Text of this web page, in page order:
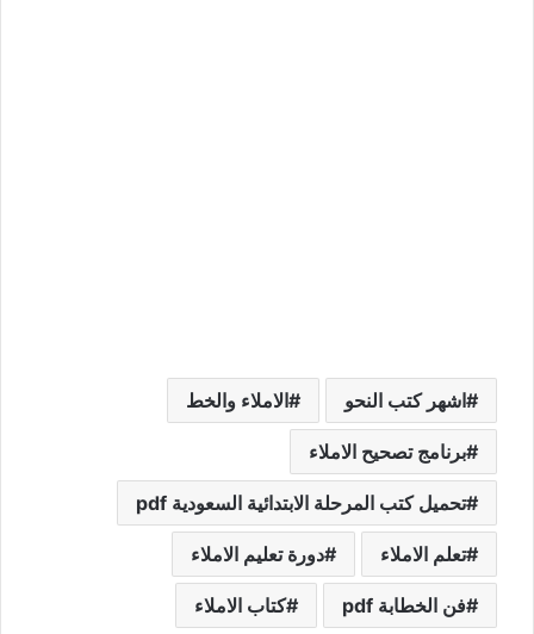
اشهر كتب النحو الاملاء والخط
برنامج تصحيح الاملاء
تحميل كتب المرحلة الابتدائية السعودية pdf
تعلم الاملاء دورة تعليم الاملاء
فن الخطابة pdf كتاب الاملاء